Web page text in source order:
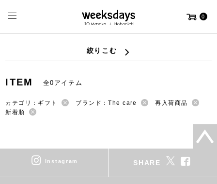
0
絞りこむ
ITEM 全0アイテム
カテゴリ：ギフト ブランド：The care
再入荷商品
新着順
instagram SHARE